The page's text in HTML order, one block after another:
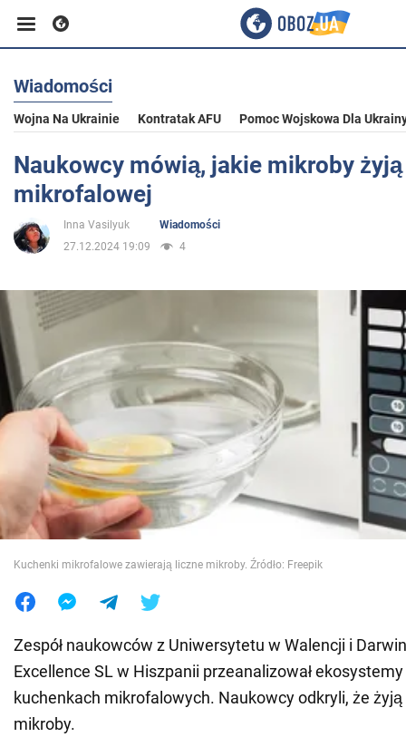
Biznes
Sport
Polityka
Społeczeństwo
Wojna na Ukrainie
Świat
Jedzenie
Wiadomości
Wojna Na Ukrainie Kontratak AFU Pomoc Wojskowa Dla
Naukowcy mówią, jakie mikroby
mikrofalowej
Inna Vasilyuk
Wiadomości
27.12.2024 19:09
4
Kuchenki mikrofalowe zawierają liczne mikroby. Źródło: Freepik
Zespół naukowców z Uniwersytetu w Walencji i
Excellence SL w Hiszpanii przeanalizował
kuchenkach mikrofalowych. Naukowcy odkryli, że
mikroby.